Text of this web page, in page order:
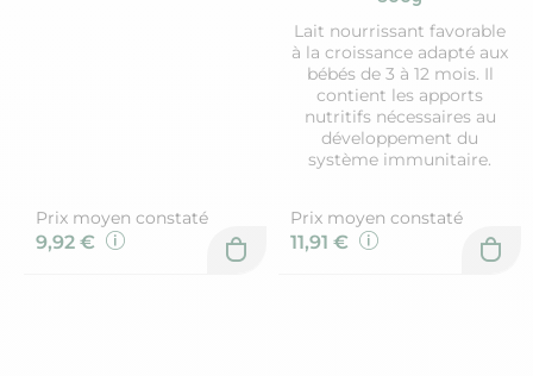
Prix moyen constaté
9,92 €
Lait nourrissant favorable
à la croissance adapté aux
bébés de 3 à 12 mois. Il
contient les apports
nutritifs nécessaires au
développement du
système immunitaire.
Prix moyen constaté
11,91 €